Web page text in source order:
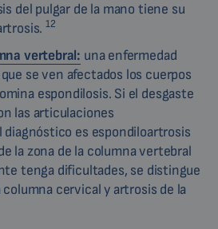
del pulgar de la mano tiene su
12
vertebral: una enfermedad
se ven afectados los cuerpos
espondilosis. Si el desgaste
las articulaciones
es espondiloartrosis
la zona de la columna vertebral
tenga dificultades, se distingue
cervical y artrosis de la